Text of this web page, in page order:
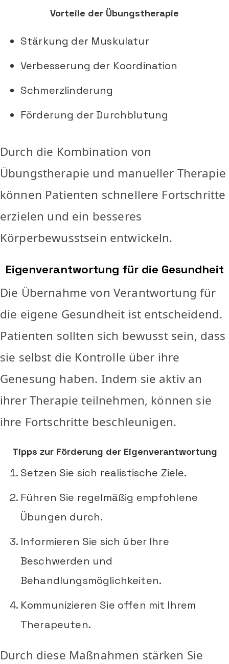
Vorteile der Übungstherapie
Stärkung der Muskulatur
Verbesserung der Koordination
Schmerzlinderung
Förderung der Durchblutung
Durch die Kombination von
Übungstherapie und manueller Therapie
können Patienten schnellere Fortschritte
erzielen und ein besseres
Körperbewusstsein entwickeln.
Eigenverantwortung für die Gesundheit
Die Übernahme von Verantwortung für
die eigene Gesundheit ist entscheidend.
Patienten sollten sich bewusst sein, dass
sie selbst die Kontrolle über ihre
Genesung haben. Indem sie aktiv an
ihrer Therapie teilnehmen, können sie
ihre Fortschritte beschleunigen.
Tipps zur Förderung der Eigenverantwortung
Setzen Sie sich realistische Ziele.
Führen Sie regelmäßig empfohlene
Übungen durch.
Informieren Sie sich über Ihre
Beschwerden und
Behandlungsmöglichkeiten.
Kommunizieren Sie offen mit Ihrem
Therapeuten.
Durch diese Maßnahmen stärken Sie